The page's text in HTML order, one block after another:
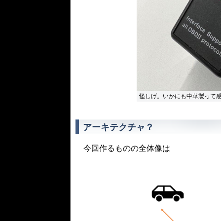
怪しげ。いかにも中華製って
アーキテクチャ？
今回作るものの全体像は